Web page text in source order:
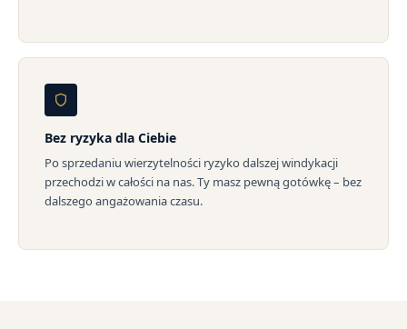
Bez ryzyka dla Ciebie
Po sprzedaniu wierzytelności ryzyko dalszej windykacji
przechodzi w całości na nas. Ty masz pewną gotówkę – bez
dalszego angażowania czasu.